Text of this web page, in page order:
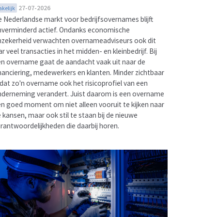
27-07-2026
Nederlandse markt voor bedrijfsovernames blijft
actief. Ondanks economische
verwachten overnameadviseurs ook dit
veel transacties in het midden- en kleinbedrijf. Bij
overname gaat de aandacht vaak uit naar de
medewerkers en klanten. Minder zichtbaar
zo'n overname ook het risicoprofiel van een
verandert. Juist daarom is een overname
goed moment om niet alleen vooruit te kijken naar
kansen, maar ook stil te staan bij de nieuwe
die daarbij horen.